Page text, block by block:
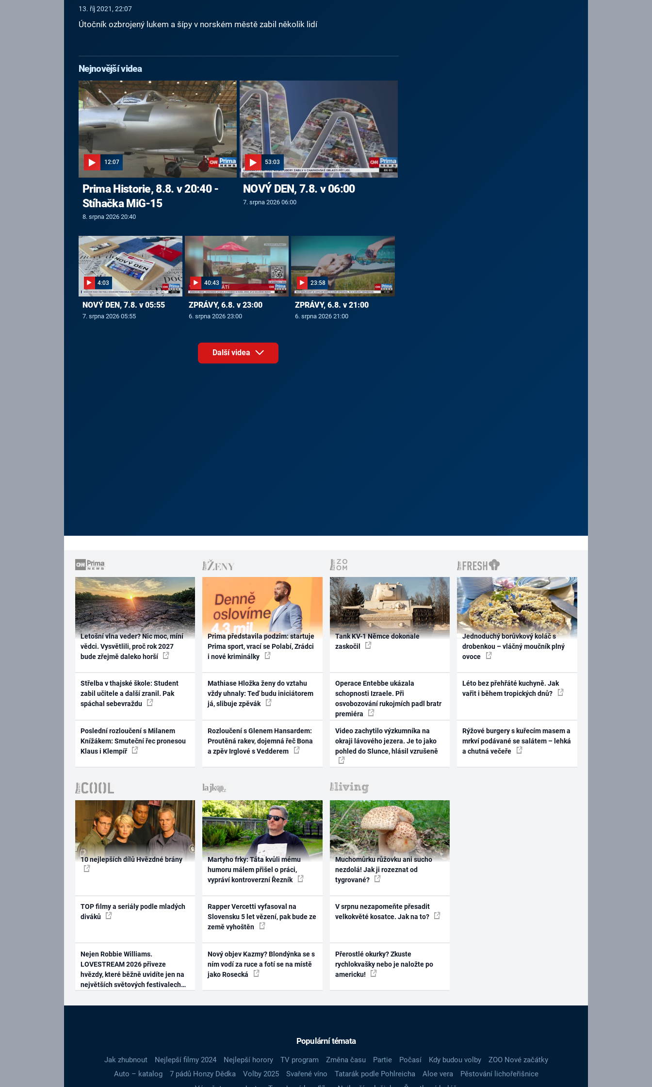
13. říj 2021, 22:07
Útočník ozbrojený lukem a šípy v norském městě zabil několik lidí
Nejnovější videa
12:07
Prima Historie, 8.8. v 20:40 -
Stíhačka MiG-15
8. srpna 2026 20:40
53:03
NOVÝ DEN, 7.8. v 06:00
7. srpna 2026 06:00
4:03
NOVÝ DEN, 7.8. v 05:55
7. srpna 2026 05:55
40:43
ZPRÁVY, 6.8. v 23:00
6. srpna 2026 23:00
23:58
ZPRÁVY, 6.8. v 21:00
6. srpna 2026 21:00
Další videa
Letošní vlna veder? Nic moc, míní
vědci. Vysvětlili, proč rok 2027
bude zřejmě daleko horší
Střelba v thajské škole: Student
zabil učitele a další zranil. Pak
spáchal sebevraždu
Poslední rozloučení s Milanem
Knížákem: Smuteční řec pronesou
Klaus i Klempíř
Prima představila podzim: startuje
Prima sport, vrací se Polabí, Zrádci
i nové kriminálky
Mathiase Hložka ženy do vztahu
vždy uhnaly: Teď budu iniciátorem
já, slibuje zpěvák
Rozloučení s Glenem Hansardem:
Proutěná rakev, dojemná řeč Bona
a zpěv Irglové s Vedderem
Tank KV-1 Němce dokonale
zaskočil
Operace Entebbe ukázala
schopnosti Izraele. Při
osvobozování rukojmích padl bratr
premiéra
Video zachytilo výzkumníka na
okraji lávového jezera. Je to jako
pohled do Slunce, hlásil vzrušeně
Jednoduchý borůvkový koláč s
drobenkou – vláčný moučník plný
ovoce
Léto bez přehřáté kuchyně. Jak
vařit i během tropických dnů?
Rýžové burgery s kuřecím masem a
mrkví podávané se salátem – lehká
a chutná večeře
10 nejlepších dílů Hvězdné brány
TOP filmy a seriály podle mladých
diváků
Nejen Robbie Williams.
LOVESTREAM 2026 přiveze
hvězdy, které běžně uvidíte jen na
největších světových festivalech
Martyho frky: Táta kvůli mému
humoru málem přišel o práci,
vypráví kontroverzní Řezník
Rapper Vercetti vyfasoval na
Slovensku 5 let vězení, pak bude ze
země vyhoštěn
Nový objev Kazmy? Blondýnka se s
ním vodí za ruce a fotí se na místě
jako Rosecká
Muchomůrku růžovku ani sucho
nezdolá! Jak ji rozeznat od
tygrované?
V srpnu nezapomeňte přesadit
velkokvěté kosatce. Jak na to?
Přerostlé okurky? Zkuste
rychlokvašky nebo je naložte po
americku!
Populární témata
Jak zhubnout Nejlepší filmy 2024 Nejlepší horory TV program Změna času Partie Počasí Kdy budou volby
ZOO Nové začátky
Auto – katalog
7 pádů Honzy Dědka Volby 2025 Svařené víno Tatarák podle Pohlreicha Aloe vera
Pěstování lichořeřišnice